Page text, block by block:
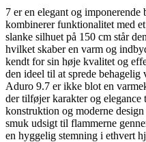
7 er en elegant og
kombinerer funktionalitet med
slanke silhuet på 150 cm står
hvilket skaber en varm og
kendt for sin høje kvalitet og
den ideel til at sprede behagelig
Aduro 9.7 er ikke blot en
der tilføjer karakter og elegance
konstruktion og moderne
smuk udsigt til flammerne
en hyggelig stemning i ethvert